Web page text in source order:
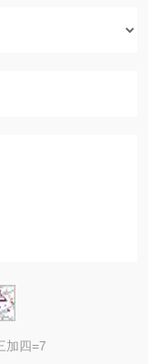
加四=7